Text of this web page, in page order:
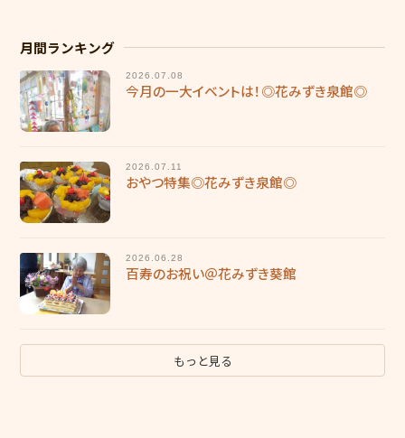
月間ランキング
2026.07.08
今月の一大イベントは！◎花みずき泉館◎
2026.07.11
おやつ特集◎花みずき泉館◎
2026.06.28
百寿のお祝い＠花みずき葵館
もっと見る